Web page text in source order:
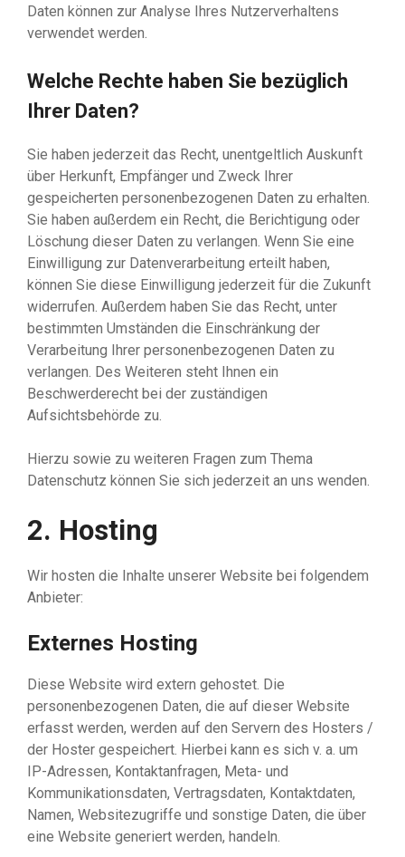
Daten können zur Analyse Ihres Nutzerverhaltens
verwendet werden.
Welche Rechte haben Sie bezüglich
Ihrer Daten?
Sie haben jederzeit das Recht, unentgeltlich Auskunft
über Herkunft, Empfänger und Zweck Ihrer
gespeicherten personenbezogenen Daten zu erhalten.
Sie haben außerdem ein Recht, die Berichtigung oder
Löschung dieser Daten zu verlangen. Wenn Sie eine
Einwilligung zur Datenverarbeitung erteilt haben,
können Sie diese Einwilligung jederzeit für die Zukunft
widerrufen. Außerdem haben Sie das Recht, unter
bestimmten Umständen die Einschränkung der
Verarbeitung Ihrer personenbezogenen Daten zu
verlangen. Des Weiteren steht Ihnen ein
Beschwerderecht bei der zuständigen
Aufsichtsbehörde zu.
Hierzu sowie zu weiteren Fragen zum Thema
Datenschutz können Sie sich jederzeit an uns wenden.
2. Hosting
Wir hosten die Inhalte unserer Website bei folgendem
Anbieter:
Externes Hosting
Diese Website wird extern gehostet. Die
personenbezogenen Daten, die auf dieser Website
erfasst werden, werden auf den Servern des Hosters /
der Hoster gespeichert. Hierbei kann es sich v. a. um
IP-Adressen, Kontaktanfragen, Meta- und
Kommunikationsdaten, Vertragsdaten, Kontaktdaten,
Namen, Websitezugriffe und sonstige Daten, die über
eine Website generiert werden, handeln.